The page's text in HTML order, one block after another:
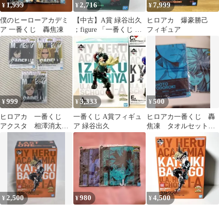
¥ 1,999
僕のヒーローアカデミ
ア 一番くじ 轟焦凍
¥2,716
【中古】A賞 緑谷出久
；figure 「一番くじ 僕
のヒーローアカデミア
NEXT
GENERATIONS!!」[90]
¥7,999
ヒロアカ 爆豪勝己
フィギュア
¥999
ヒロアカ 一番くじ
アクスタ 相澤消太
¥3,333
一番くじ A賞フィギュ
ア 緑谷出久
¥500
ヒロアカ一番くじ 轟
焦凍 タオルセット
匿名発送
¥ 2,500 ¥980 ¥4,500